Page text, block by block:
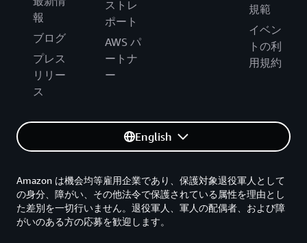
報
ブログ
プレス
リリー
ス
ストレ
ポート
AWS パ
ートナ
ー
規範
イベン
トの利
用規約
English
Amazon は機会均等雇用企業であり、保護対象退役軍人として
の身分、障がい、その他法令で保護されている属性を理由とし
た差別を一切行いません。退役軍人、軍人の配偶者、および障
がいのある方の応募を歓迎します。